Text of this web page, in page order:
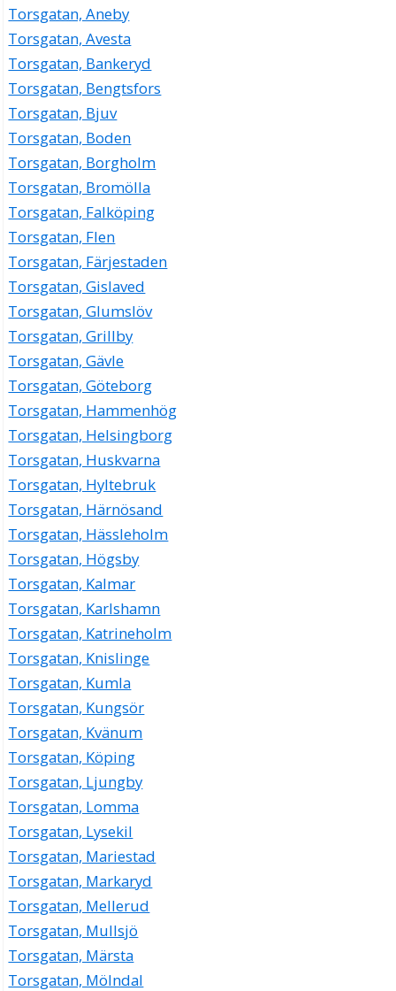
Torsgatan, Aneby
Torsgatan, Avesta
Torsgatan, Bankeryd
Torsgatan, Bengtsfors
Torsgatan, Bjuv
Torsgatan, Boden
Torsgatan, Borgholm
Torsgatan, Bromölla
Torsgatan, Falköping
Torsgatan, Flen
Torsgatan, Färjestaden
Torsgatan, Gislaved
Torsgatan, Glumslöv
Torsgatan, Grillby
Torsgatan, Gävle
Torsgatan, Göteborg
Torsgatan, Hammenhög
Torsgatan, Helsingborg
Torsgatan, Huskvarna
Torsgatan, Hyltebruk
Torsgatan, Härnösand
Torsgatan, Hässleholm
Torsgatan, Högsby
Torsgatan, Kalmar
Torsgatan, Karlshamn
Torsgatan, Katrineholm
Torsgatan, Knislinge
Torsgatan, Kumla
Torsgatan, Kungsör
Torsgatan, Kvänum
Torsgatan, Köping
Torsgatan, Ljungby
Torsgatan, Lomma
Torsgatan, Lysekil
Torsgatan, Mariestad
Torsgatan, Markaryd
Torsgatan, Mellerud
Torsgatan, Mullsjö
Torsgatan, Märsta
Torsgatan, Mölndal